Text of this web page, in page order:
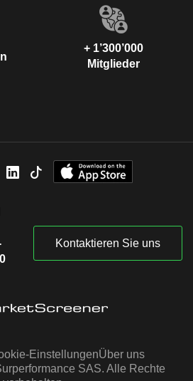
+ 1’300’000
Mitglieder
Kontaktieren Sie uns
EinstellungenÜber uns
SAS. Alle Rechte